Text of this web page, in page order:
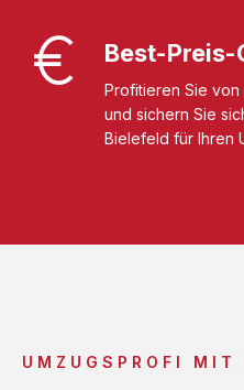
Best-Preis-
Profitieren Sie von
und sichern Sie
Bielefeld für Ihren
UMZUGSPROFI MIT